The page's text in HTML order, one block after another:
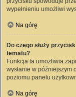
wypełnieniu umożliwi
Na górę
Do czego służy
tematu?
Funkcja ta umożliwia
wysłanie w późniejszym
poziomu panelu
Na górę